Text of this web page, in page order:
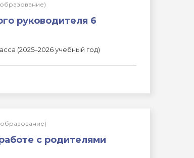
руководителя 6
(2025–2026 учебный год)
с родителями